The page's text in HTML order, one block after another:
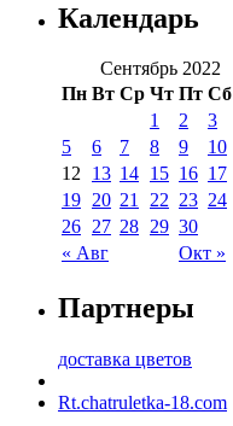
Календарь
Сентябрь 2022
Пн Вт Ср Чт Пт Сб
« Авг Окт »
1 2 3
5
6 7 8 9 10
12 13 14 15 16 17
19 20 21 22 23 24
26 27 28 29 30
Партнеры
доставка цветов
Rt.chatruletka-18.com